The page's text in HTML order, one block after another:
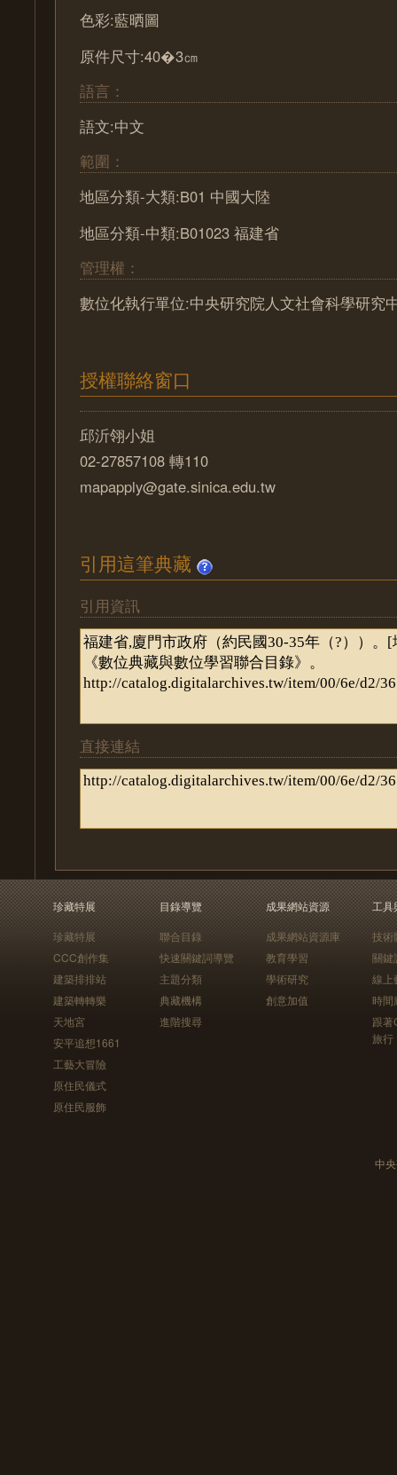
色彩:藍晒圖
原件尺寸:40�3㎝
語言：
語文:中文
範圍：
地區分類-大類:B01 中國大陸
地區分類-中類:B01023 福建省
管理權：
數位化執行單位:中央研究院人文社會科學研究
授權聯絡窗口
邱沂翎小姐
02-27857108 轉110
mapapply@gate.sinica.edu.tw
引用這筆典藏
引用資訊
直接連結
珍藏特展
珍藏特展
CCC創作集
建築排排站
建築轉轉樂
天地宮
安平追想1661
工藝大冒險
原住民儀式
原住民服飾
目錄導覽
聯合目錄
快速關鍵詞導覽
主題分類
典藏機構
進階搜尋
成果網站資源
成果網站資源庫
教育學習
學術研究
創意加值
工具
技術
關鍵
線上
時間
跟
旅行
中